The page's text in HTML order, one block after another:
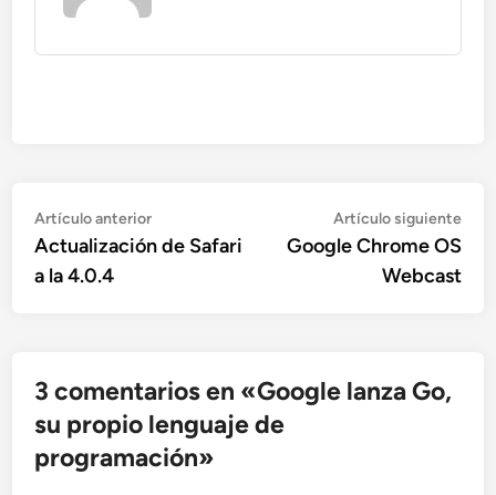
Navegación
de
entradas
Artículo anteriorArtículo
anterior:
Actualización de Safari
a la 4.0.4
Artículo siguiente
Google Chrome OS
Webcast
3 comentarios en «Google lanza Go,
su propio lenguaje de
programación»